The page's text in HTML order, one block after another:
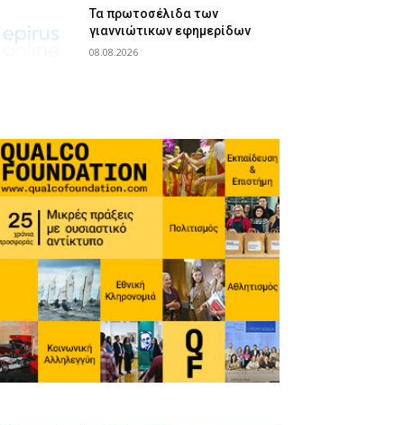
Τα πρωτοσέλιδα των
γιαννιώτικων εφημερίδων
08.08.2026